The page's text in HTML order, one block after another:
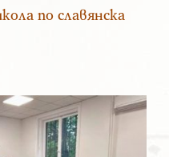
по славянска